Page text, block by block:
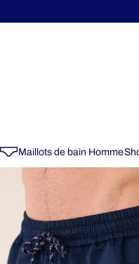
Maillots de bain Homme